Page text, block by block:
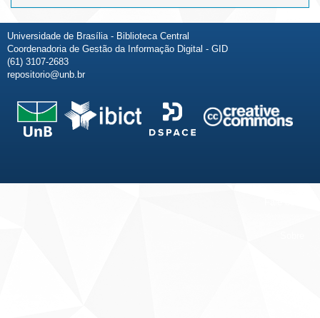
Universidade de Brasília - Biblioteca Central
Coordenadoria de Gestão da Informação Digital - GID
(61) 3107-2683
repositorio@unb.br